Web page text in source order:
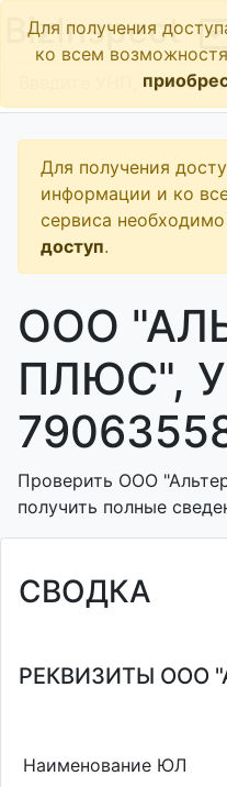
BizInspect
Для получения
ко всем
Для получения
информации и ко
сервиса необходимо
доступ.
ООО
ПЛЮС",
Проверить ООО
получить полные
СВОДКА
РЕКВИЗИТЫ ООО
Наименование ЮЛ